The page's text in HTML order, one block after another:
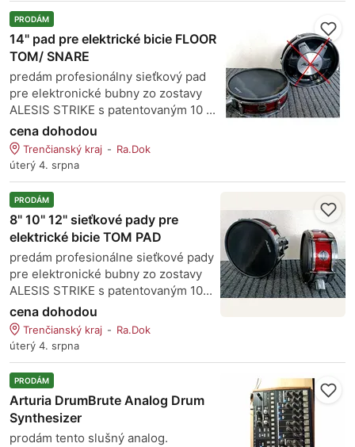
PRODÁM
14" pad pre elektrické bicie FLOOR
TOM/ SNARE
predám profesionálny sieťkový pad
pre elektronické bubny zo zostavy
ALESIS STRIKE s patentovaným 10 ...
cena dohodou
Trenčianský kraj
Ra.Dok
úterý 4. srpna
PRODÁM
8" 10" 12" sieťkové pady pre
elektrické bicie TOM PAD
predám profesionálne sieťkové pady
pre elektronické bubny zo zostavy
ALESIS STRIKE s patentovaným 10...
cena dohodou
Trenčianský kraj
Ra.Dok
úterý 4. srpna
PRODÁM
Arturia DrumBrute Analog Drum
Synthesizer
prodám tento slušný analog.